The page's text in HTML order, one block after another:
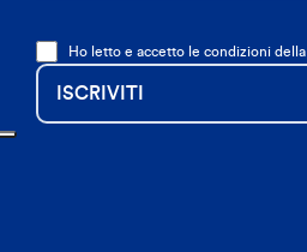
Ho letto e accetto le condizioni della
ISCRIVITI